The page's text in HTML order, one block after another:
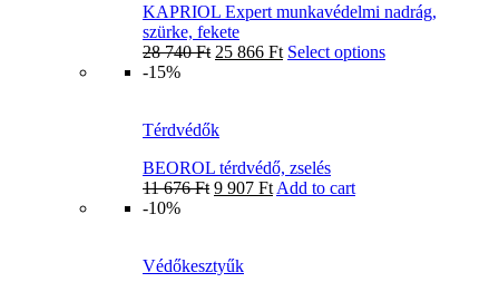
KAPRIOL Expert munkavédelmi nadrág,
szürke, fekete
28 740Ft 25 866 Ft Select options
-15%
Térdvédők
BEOROL térdvédő, zselés
11 676Ft 9 907 Ft Add to cart
-10%
Védőkesztyűk